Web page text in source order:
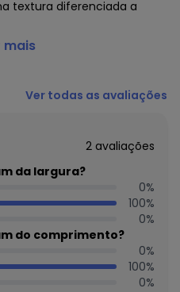
textura diferenciada a
Polo e Bermuda Verde
LTDA / CNPJ
produto: : *TEMP MAX DE
SUAVE. LAVAR COM
*NÃO SECAR EM TAMBOR
DE 150°C *NÃO LIMPAR A
mais
Ver todas as avaliações
2 avaliações
da largura?
0%
100%
0%
do comprimento?
0%
100%
0%